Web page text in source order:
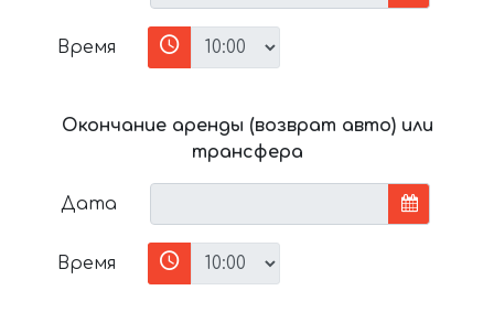
Время
Окончание аренды (возврат авто) или
трансфера
Дата
Время